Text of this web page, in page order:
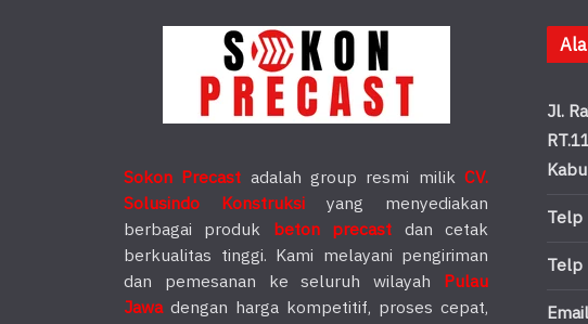
Sokon Precast adalah group resmi milikCV.
Solusindo Konstruksi yang menyediakan
berbagai produk beton precast dan cetak
berkualitas tinggi. Kami melayani pengiriman
dan pemesanan ke seluruh wilayah Pulau
Jawadengan harga kompetitif, proses cepat,
Jl.
Telp
Telp